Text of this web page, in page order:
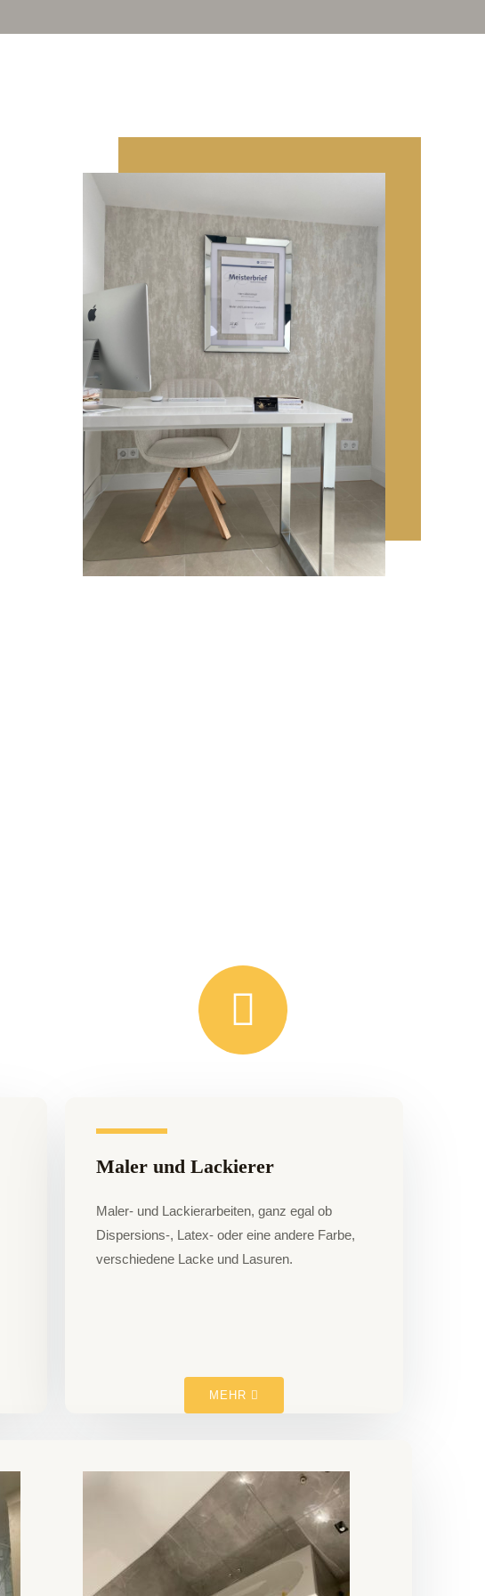
Maler und Lackierer
Maler- und Lackierarbeiten, ganz egal ob
Dispersions-, Latex- oder eine andere Farbe,
verschiedene Lacke und Lasuren.
MEHR